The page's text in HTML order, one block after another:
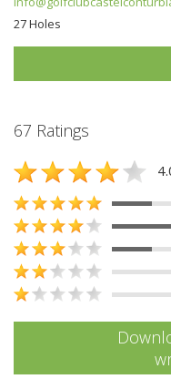
27 Holes
67 Ratings